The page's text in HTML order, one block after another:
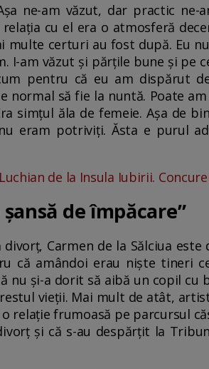
ne-am văzut, dar practic
cu el era o atmosferă
certuri au fost după. Eu
I-am văzut și părțile bune și pe
pentru că eu am dispărut
normal să fie la nuntă. Poate
simțul ăla de femeie. Așa de
eram potriviți. Ăsta e purul
de la Insula Iubirii.
de împăcare”
Carmen de la Sălciua
că amândoi erau niște tineri
nu și-a dorit să aibă un copil cu
vieții. Mai mult de atât,
relație frumoasă pe parcursul
și că s-au despărțit la